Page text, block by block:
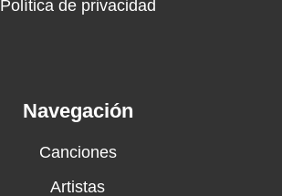
Política de privacidad
Navegación
Canciones
Artistas